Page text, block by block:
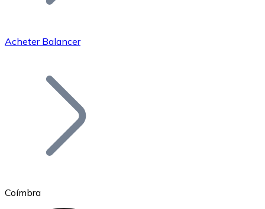
Bitcoin
Acheter Balancer
Coímbra